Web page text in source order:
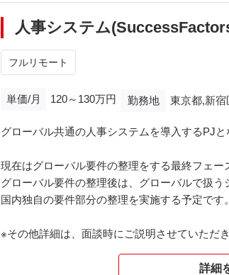
人事システム
フルリモート
単価/月 120～130万円 勤務地 東京都,新宿
グローバル共通の人事システムを導入するPJと
現在はグローバル要件の整理をする最終フェー
グローバル要件の整理後は、グローバルで扱う
国内独自の要件部分の整理を実施する予定です。
※その他詳細は、面談時にご説明させていただき
詳細